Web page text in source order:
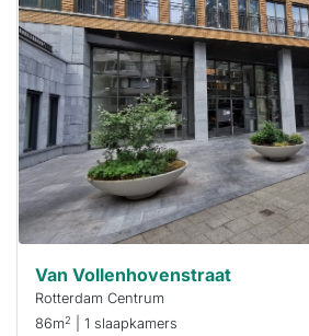
waarschijnlijk
al verhuurd
Om kans te
maken moet je
binnen 15
minuten
reageren.
Stekkies helpt
je hierbij!
Van Vollenhovenstraat
Rotterdam Centrum
86m2 | 1 slaapkamers